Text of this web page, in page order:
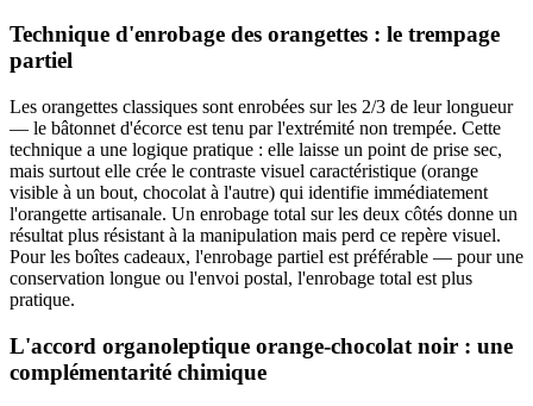
Technique d'enrobage des orangettes : le trempage
partiel
Les orangettes classiques sont enrobées sur les 2/3 de leur longueur
— le bâtonnet d'écorce est tenu par l'extrémité non trempée. Cette
technique a une logique pratique : elle laisse un point de prise sec,
mais surtout elle crée le contraste visuel caractéristique (orange
visible à un bout, chocolat à l'autre) qui identifie immédiatement
l'orangette artisanale. Un enrobage total sur les deux côtés donne un
résultat plus résistant à la manipulation mais perd ce repère visuel.
Pour les boîtes cadeaux, l'enrobage partiel est préférable — pour une
conservation longue ou l'envoi postal, l'enrobage total est plus
pratique.
L'accord organoleptique orange-chocolat noir : une
complémentarité chimique